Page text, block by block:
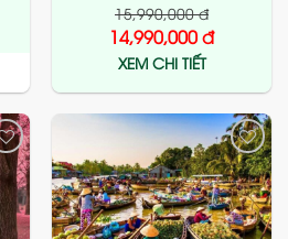
15,990,000đ
14,990,000đ
XEM CHI TIẾT
Add
to
wishlist